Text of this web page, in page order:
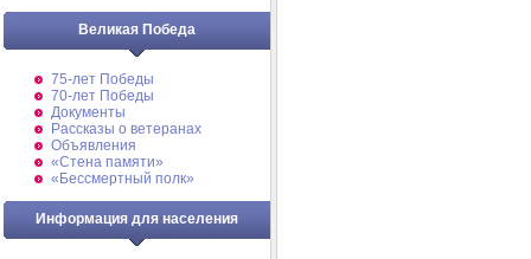
Великая Победа
75-лет Победы
70-лет Победы
Документы
Рассказы о ветеранах
Объявления
«Стена памяти»
«Бессмертный полк»
Информация для населения